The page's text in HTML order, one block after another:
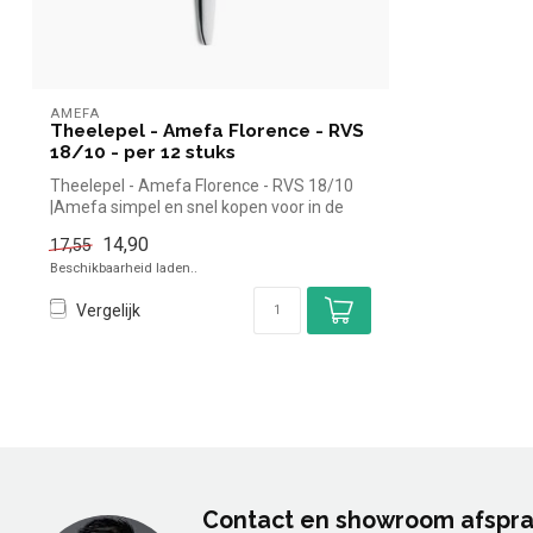
AMEFA
Theelepel - Amefa Florence - RVS
18/10 - per 12 stuks
Theelepel - Amefa Florence - RVS 18/10
|Amefa simpel en snel kopen voor in de
17,55 14,90
Beschikbaarheid laden..
Vergelijk
Contact en showroom